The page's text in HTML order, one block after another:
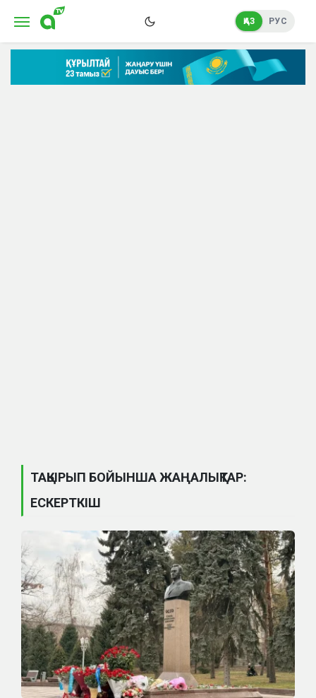
ҚАЗ РУС
ТАҚЫРЫП БОЙЫНША ЖАҢАЛЫҚТАР:
ЕСКЕРТКІШ